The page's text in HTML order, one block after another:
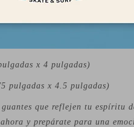
para una mayor
y conquista los caminos con
dos tallas para asegurar el
x 4 pulgadas)
pulgadas x 4.5 pulgadas)
que reflejen tu espíritu
y prepárate para una